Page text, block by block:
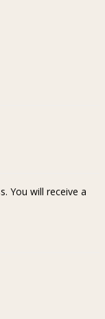
You will receive a